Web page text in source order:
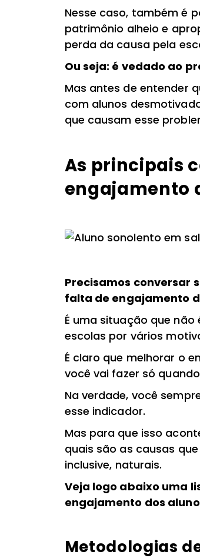
Nesse caso, também é
patrimônio alheio e
perda da causa pela
Ou seja: é vedado ao
Mas antes de entender
com alunos
que causam esse
As principais
engajamento
Precisamos conversar
falta de engajamento
É uma situação que
escolas por vários
É claro que melhorar o
você vai fazer só
Na verdade, você
esse indicador.
Mas para que isso
quais são as causas
inclusive, naturais.
Veja logo abaixo uma
engajamento dos
Metodologias